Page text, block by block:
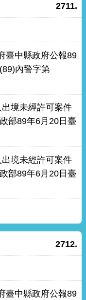
2711.
臺中縣政府公報89
內警字第
境未經許可案件
部89年6月20日臺
境未經許可案件
部89年6月20日臺
2712.
臺中縣政府公報89